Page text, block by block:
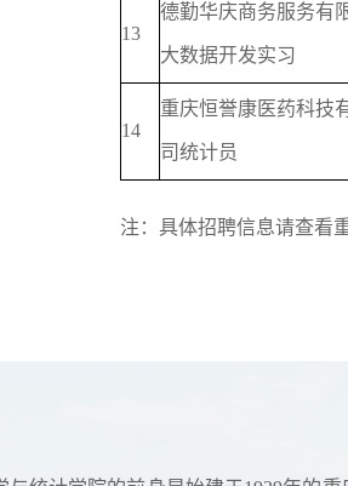
13
德勤华庆商务服务有
大数据开发实习
14
重庆恒誉康医药科技
司统计员
注：具体招聘信息请查看